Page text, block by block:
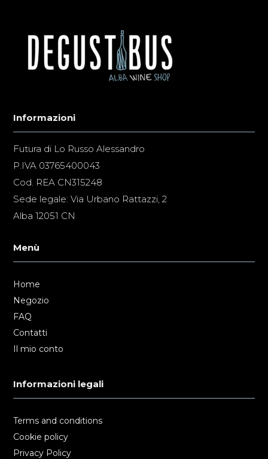
Informazioni
Futura di Lo Russo Alessandro
P.IVA 03765400043
Cod. REA CN315248
Sede legale: Via Urbano Rattazzi, 2
Alba 12051 CN
Menù
Home
Negozio
FAQ
Contatti
Il mio conto
Informazioni legali
Terms and conditions
Cookie policy
Privacy Policy